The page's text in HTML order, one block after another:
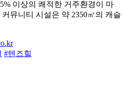
이상의 쾌적한 거주환경이 마
뮤니티 시설은 약 2350㎡의 캐슬
#텐즈힐